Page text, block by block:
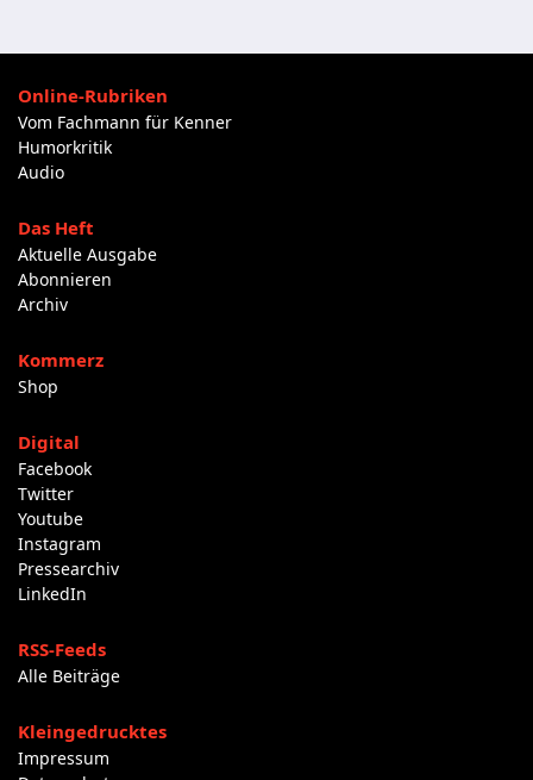
Online-Rubriken
Vom Fachmann für Kenner
Humorkritik
Audio
Das Heft
Aktuelle Ausgabe
Abonnieren
Archiv
Kommerz
Shop
Digital
Facebook
Twitter
Youtube
Instagram
Pressearchiv
LinkedIn
RSS-Feeds
Alle Beiträge
Kleingedrucktes
Impressum